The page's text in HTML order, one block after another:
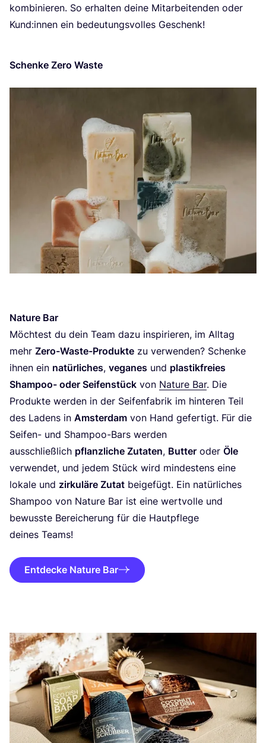
kom­bi­nie­ren. So erhal­ten dei­ne Mit­ar­bei­ten­den oder
Kund:innen ein bedeu­tungs­vol­les Geschenk!
Schen­ke Zero Waste
Natu­re Bar
Möch­test du dein Team dazu inspi­rie­ren, im All­tag
mehr Zero-Was­te-Pro­duk­te zu ver­wen­den? Schen­ke
ihnen ein natür­li­ches, vega­nes und plas­tik­frei­es
Sham­poo- oder Sei­fen­stück von Natu­re Bar. Die
Pro­duk­te wer­den in der Sei­fen­fa­brik im hin­te­ren Teil
des Ladens in Ams­ter­dam von Hand gefer­tigt. Für die
Sei­fen- und Sham­poo-Bars wer­den
aus­schließ­lich pflanz­li­che Zuta­ten, But­ter oder Öle
ver­wen­det, und jedem Stück wird min­des­tens eine
loka­le und zir­ku­lä­re Zutat bei­gefügt. Ein natür­li­ches
Sham­poo von Natu­re Bar ist eine wert­vol­le und
bewuss­te Berei­che­rung für die Haut­pfle­ge
dei­nes Teams!
Entdecke Nature Bar